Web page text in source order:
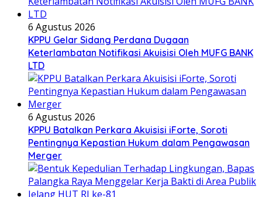
6 Agustus 2026
KPPU Gelar Sidang Perdana Dugaan
Keterlambatan Notifikasi Akuisisi Oleh MUFG BANK
LTD
6 Agustus 2026
KPPU Batalkan Perkara Akuisisi iForte, Soroti
Pentingnya Kepastian Hukum dalam Pengawasan
Merger